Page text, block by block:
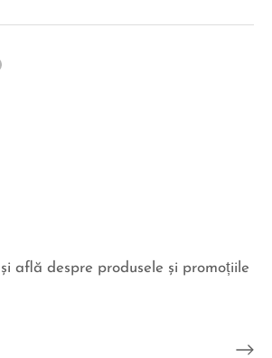
Pin
află despre produsele şi promoțiile